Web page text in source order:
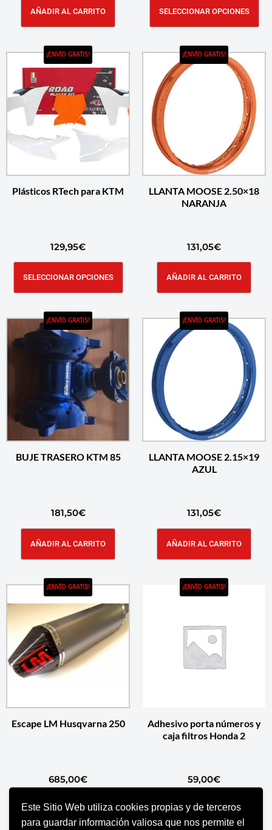
Este Sitio Web utiliza cookies propias y de terceros
para guardar información valiosa que nos permite el
AÑADIR AL CARRITO SELECCIONAR OPCIONES
¡ENVÍO GRATIS!
Plásticos RTech para KTM
129,95€
SELECCIONAR OPCIONES
¡ENVÍO GRATIS!
LLANTA MOOSE 2.50×18
NARANJA
131,05€
AÑADIR AL CARRITO
¡ENVÍO GRATIS!
BUJE TRASERO KTM 85
181,50€
AÑADIR AL CARRITO
¡ENVÍO GRATIS!
LLANTA MOOSE 2.15×19
AZUL
131,05€
AÑADIR AL CARRITO
¡ENVÍO GRATIS!
Escape LM Husqvarna 250
685,00€
SELECCIONAR OPCIONES
¡ENVÍO GRATIS!
Adhesivo porta números y
caja filtros Honda 2
59,00€
AÑADIR AL CARRITO